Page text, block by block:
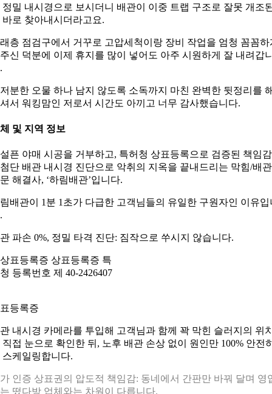
정밀 내시경으로 보시더니 배관이 이중 트랩 구조로 잘못 개조
바로 찾아내시더라고요.
층 점검구에서 거꾸로 고압세척이랑 장비 작업을 엄청 꼼꼼하
신 덕분에 이제 휴지를 많이 넣어도 아주 시원하게 잘 내려갑
분한 오물 하나 남지 않도록 소독까지 마친 완벽한 뒷정리를
서 워킹맘인 저로서 시간도 아끼고 너무 감사했습니다.
및 지역 정보
픈 야매 시공을 거부하고, 특허청 상표등록으로 검증된 책임
단 배관 내시경 진단으로 악취의 지옥을 끝내드리는 막힘/배관
해결사, ‘하림배관’입니다.
배관이 1분 1초가 다급한 고객님들의 유일한 구원자인 이유입
파손 0%, 정밀 타격 진단: 짐작으로 쑤시지 않습니다.
등록증
내시경 카메라를 투입해 고객님과 함께 꽉 막힌 슬러지의 위
직접 눈으로 확인한 뒤, 노후 배관 손상 없이 원인만 100% 안전
스케일링합니다.
인증 상표권의 압도적 책임감: 동네에서 간판만 바꿔 달며 영
떴다방 업체와는 차원이 다릅니다.